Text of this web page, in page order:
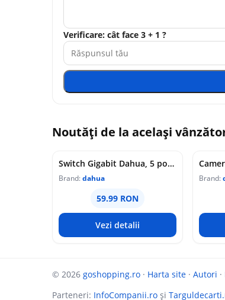
Verificare: cât face 3 + 1 ?
Noutăți de la același
Switch Gigabit Dahua, 5 porturi 10/100/1000 Mbps, unmanaged, Plug &amp; Play, carcasa metalica, DH-SG1005
Brand:dahua
59.99 RON
Vezi detalii
Brand:
© 2026 goshopping.ro · Harta site · Autori ·
Parteneri: InfoCompanii.ro și